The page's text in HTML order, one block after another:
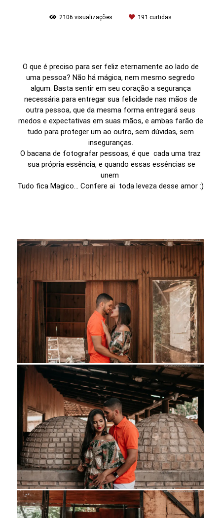
2106 visualizações 191 curtidas
O que é preciso para ser feliz eternamente ao lado de
uma pessoa? Não há mágica, nem mesmo segredo
algum. Basta sentir em seu coração a segurança
necessária para entregar sua felicidade nas mãos de
outra pessoa, que da mesma forma entregará seus
medos e expectativas em suas mãos, e ambas farão de
tudo para proteger um ao outro, sem dúvidas, sem
inseguranças.
O bacana de fotografar pessoas, é que cada uma traz
sua própria essência, e quando essas essências se
unem
Tudo fica Magico... Confere ai toda leveza desse amor :)